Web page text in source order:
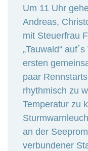
Um 11 Uhr
Andreas,
mit Steuerfrau
„Tauwald“
ersten
paar
rhythmisch zu
Temperatur zu
an der
verbundener